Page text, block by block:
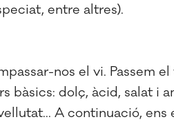
entre altres).
nos el vi. Passem el
bàsics: dolç, àcid, salat i
A continuació, ens